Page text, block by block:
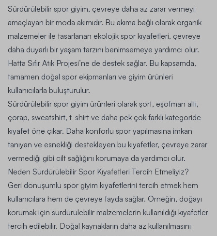
Sürdürülebilir spor giyim, çevreye daha az zarar vermeyi
amaçlayan bir moda akımıdır. Bu akıma bağlı olarak organik
malzemeler ile tasarlanan ekolojik spor kıyafetleri, çevreye
daha duyarlı bir yaşam tarzını benimsemeye yardımcı olur.
Hatta Sıfır Atık Projesi’ne de destek sağlar. Bu kapsamda,
tamamen doğal spor ekipmanları ve giyim ürünleri
kullanıcılarla buluşturulur.
Sürdürülebilir spor giyim ürünleri olarak şort, eşofman altı,
çorap, sweatshirt, t-shirt ve daha pek çok farklı kategoride
kıyafet öne çıkar. Daha konforlu spor yapılmasına imkan
tanıyan ve esnekliği destekleyen bu kıyafetler, çevreye zarar
vermediği gibi cilt sağlığını korumaya da yardımcı olur.
Neden Sürdürülebilir Spor Kıyafetleri Tercih Etmeliyiz?
Geri dönüşümlü spor giyim kıyafetlerini tercih etmek hem
kullanıcılara hem de çevreye fayda sağlar. Örneğin, doğayı
korumak için sürdürülebilir malzemelerin kullanıldığı kıyafetler
tercih edilebilir. Doğal kaynakların daha az kullanılmasını